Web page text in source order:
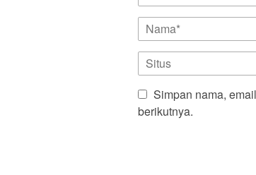
Simpan nama,
berikutnya.